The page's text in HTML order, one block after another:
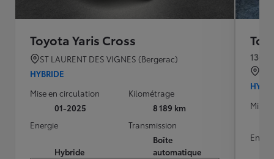
Toyota Yaris Cross
ST LAURENT DES VIGNES (Bergerac)
HYBRIDE
Mise en circulation
01-2025
Kilométrage
8 189 km
Energie
Hybride
Transmission
Boîte
automatique
130h
Mise